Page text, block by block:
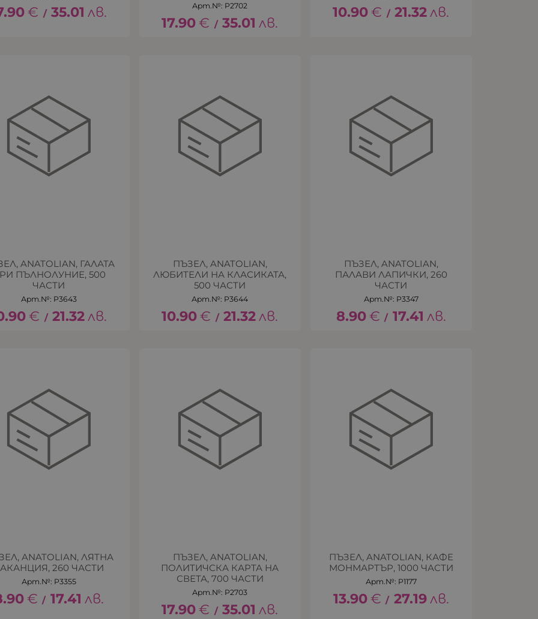
€ / 35.01 лв. Арт.№: P2702
17.90€ / 35.01 лв.
10.90€ / 21.32лв.
ANATOLIAN, ГАЛАТА
ПЪЛНОЛУНИЕ, 500
ЧАСТИ
Арт.№: P3643
€ / 21.32лв.
ПЪЗЕЛ, ANATOLIAN,
ЛЮБИТЕЛИ НА КЛАСИКАТА,
500 ЧАСТИ
Арт.№: P3644
10.90€ / 21.32лв.
ПЪЗЕЛ, ANATOLIAN,
ПАЛАВИ ЛАПИЧКИ, 260
ЧАСТИ
Арт.№: P3347
8.90€ / 17.41 лв.
ANATOLIAN, ЛЯТНА
260 ЧАСТИ
Арт.№: P3355
€ / 17.41 лв.
ПЪЗЕЛ, ANATOLIAN,
ПОЛИТИЧСКА КАРТА НА
СВЕТА, 700 ЧАСТИ
Арт.№: P2703
17.90€ / 35.01 лв.
ПЪЗЕЛ, ANATOLIAN, КАФЕ
МОНМАРТЪР, 1000 ЧАСТИ
Арт.№: P1177
13.90€ / 27.19лв.